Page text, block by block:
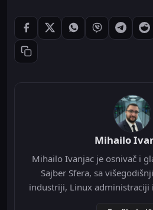
Podeli: Facebook
Podeli: XPodeli: WhatsApp
Podeli: Viber
Podeli:
Kopiraj link
Mihailo
Mihailo Ivanjac je osnivač i
Sajber Sfera, sa
industriji, Linux administraciji